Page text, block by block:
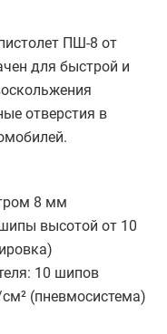
ПШ-8 от
для быстрой и
отверстия в
8 мм
высотой от 10
10 шипов
(пневмосистема)